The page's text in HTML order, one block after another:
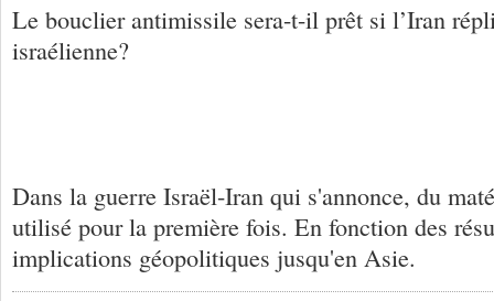
Le bouclier antimissile sera-t-il prêt si l’Iran
israélienne?
Dans la guerre Israël-Iran qui s'annonce, du
utilisé pour la première fois. En fonction des
implications géopolitiques jusqu'en Asie.